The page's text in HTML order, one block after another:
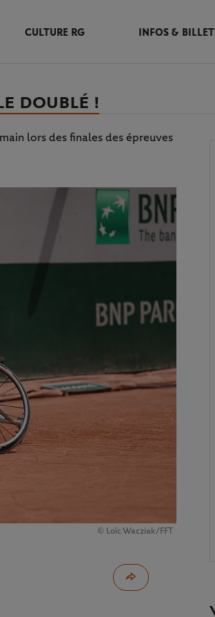
CULTURE RG INFOS &
DOUBLÉ !
lors des finales des épreuves
© Loïc Wacziak/FFT